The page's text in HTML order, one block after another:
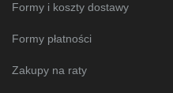
Formy i koszty dostawy
Formy płatności
Zakupy na raty